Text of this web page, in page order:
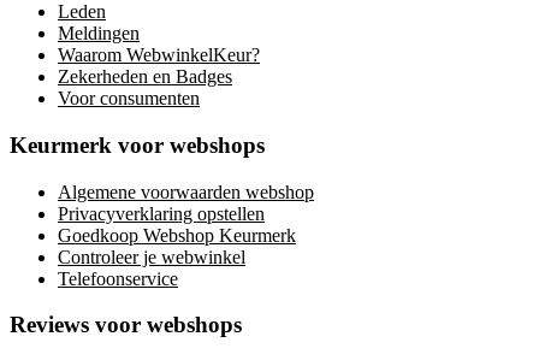
Leden
Meldingen
Waarom WebwinkelKeur?
Zekerheden en Badges
Voor consumenten
Keurmerk voor webshops
Algemene voorwaarden webshop
Privacyverklaring opstellen
Goedkoop Webshop Keurmerk
Controleer je webwinkel
Telefoonservice
Reviews voor webshops